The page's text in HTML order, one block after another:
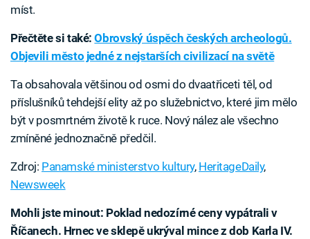
míst.
Přečtěte si také:Obrovský úspěch českých archeologů.
Objevili město jedné z nejstarších civilizací na světě
Ta obsahovala většinou od osmi do dvaatřiceti těl, od
příslušníků tehdejší elity až po služebnictvo, které jim mělo
být v posmrtném životě k ruce. Nový nález ale všechno
zmíněné jednoznačně předčil.
Zdroj: Panamské ministerstvo kultury, HeritageDaily,
Newsweek
Mohli jste minout: Poklad nedozírné ceny vypátrali v
Říčanech. Hrnec ve sklepě ukrýval mince z dob Karla IV.